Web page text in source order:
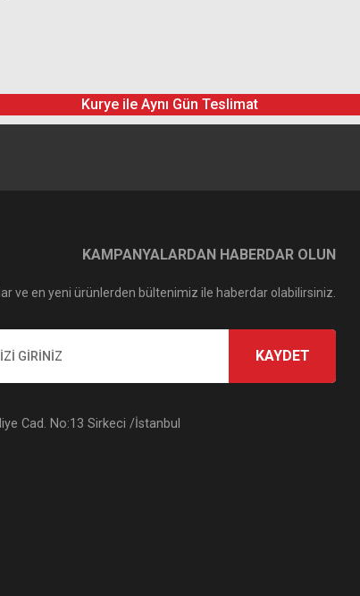
Kurye ile Aynı Gün Teslimat
KAMPANYALARDAN HABERDAR OLUN
ve en yeni ürünlerden bültenimiz ile haberdar olabilirsiniz.
KAYDET
Cad. No:13 Sirkeci /İstanbul